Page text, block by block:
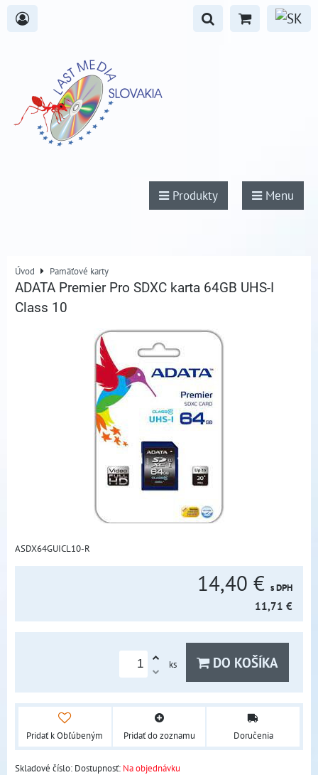
Produkty Menu
Úvod Pamäťové karty
ADATA Premier Pro SDXC karta 64GB UHS-I
Class 10
ASDX64GUICL10-R
14,40 € s DPH
11,71 €
ks DO KOŠÍKA
Pridať k Obľúbeným Pridať do zoznamu Doručenia
Skladové číslo: Dostupnosť: Na objednávku